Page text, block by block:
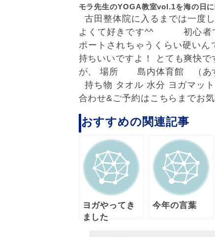
モラ先生のYOGA教室vol.1を海の日に
古田整体院に入るまでは一度
よくて好きです^^
初心者で
ポートされちゃうくらい硬い
持ちいいですよ！ とても爽快
が、 場所 島内体育館 （あ
持ち物 タオル 水分 ヨガマッ
合わせ&ご予約はこちらまで
おすすめの関連記事
ヨガやってき
ました
今年の言葉